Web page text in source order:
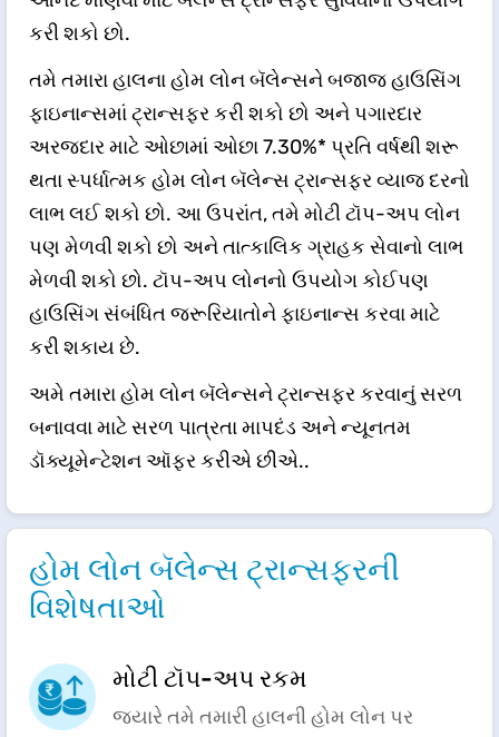
કરી શકો છો.
તમે તમારા હાલના હોમ લોન બૅલેન્સને બજાજ હાઉસિંગ
ફાઇનાન્સમાં ટ્રાન્સફર કરી શકો છો અને પગારદાર
અરજદાર માટે ઓછામાં ઓછા 7.30%* પ્રતિ વર્ષથી શરૂ
થતા સ્પર્ધાત્મક હોમ લોન બૅલેન્સ ટ્રાન્સફર વ્યાજ દરનો
લાભ લઈ શકો છો. આ ઉપરાંત, તમે મોટી ટૉપ-અપ લોન
પણ મેળવી શકો છો અને તાત્કાલિક ગ્રાહક સેવાનો લાભ
મેળવી શકો છો. ટૉપ-અપ લોનનો ઉપયોગ કોઈપણ
હાઉસિંગ સંબંધિત જરૂરિયાતોને ફાઇનાન્સ કરવા માટે
કરી શકાય છે.
અમે તમારા હોમ લોન બૅલેન્સને ટ્રાન્સફર કરવાનું સરળ
બનાવવા માટે સરળ પાત્રતા માપદંડ અને ન્યૂનતમ
ડૉક્યૂમેન્ટેશન ઑફર કરીએ છીએ..
હોમ લોન બૅલેન્સ ટ્રાન્સફરની
વિશેષતાઓ
મોટી ટૉપ-અપ રકમ
જ્યારે તમે તમારી હાલની હોમ લોન પર